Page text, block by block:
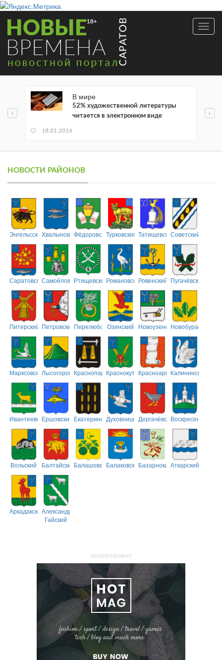
В мире
52% художественной литературы
читается в электронном виде
18.01.2016
НОВОСТИ РАЙОНОВ
ЭнгельсскийХвалынскийФёдоровскийТурковский ТатищевскийСоветский
СаратовскийСамойловскийРтищевскийРомановскийРовенский Пугачёвский
Питерский ПетровскийПерелюбскийОзинский НовоузенскийНовобурасский
МарксовскийЛысогорскийКраснопартизанский
КраснокутскийКрасноармейский
Калининский
ИвантеевскийЕршовский ЕкатериновскийДуховницкийДергачёвскийВоскресенский
Вольский БалтайскийБалашовскийБалаковскийБазарнокарабулакский
Аткарский
АркадакскийАлександрово-
Гайский
ADVERTISEMENT